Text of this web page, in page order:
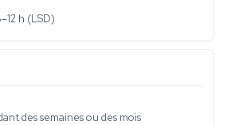
h (LSD)
des semaines ou des mois